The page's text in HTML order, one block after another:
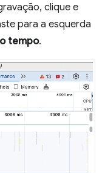
clique e
para a esquerda
tempo.